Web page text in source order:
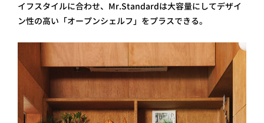
イフスタイルに合わせ、Mr.Standardは大容量にしてデザイ
ン性の高い「オープンシェルフ」をプラスできる。